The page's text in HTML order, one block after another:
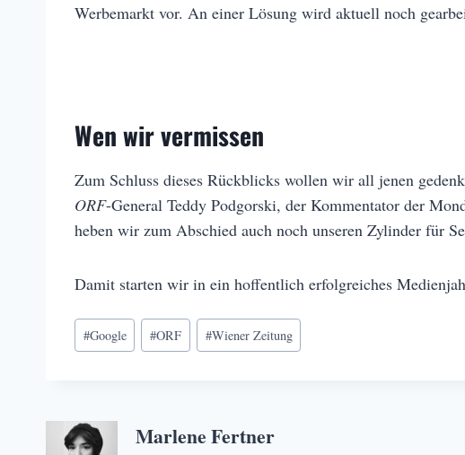
Werbemarkt vor. An einer Lösung wird aktuell noch
Wen wir vermissen
Zum Schluss dieses Rückblicks wollen wir all jenen
ORF-General Teddy Podgorski, der Kommentator der
heben wir zum Abschied auch noch unseren Zylinder für
Damit starten wir in ein hoffentlich erfolgreiches
Schlagworte:
#Google #ORF #Wiener Zeitung
Marlene Fertner